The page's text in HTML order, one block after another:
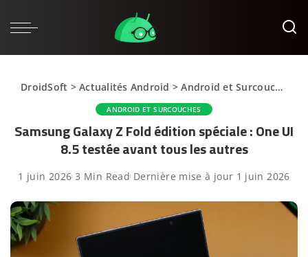
DroidSoft >Actualités Android >Android et Surcouches
ANDROID ET SURCOUCHES
Samsung Galaxy Z Fold édition spéciale : One UI
8.5 testée avant tous les autres
1 juin 2026 3 Min Read Dernière mise à jour 1 juin 2026